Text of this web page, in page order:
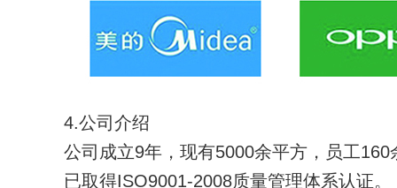
4.公司介绍
公司成立9年，现有5000余平方，员工160
已取得ISO9001-2008质量管理体系认证。